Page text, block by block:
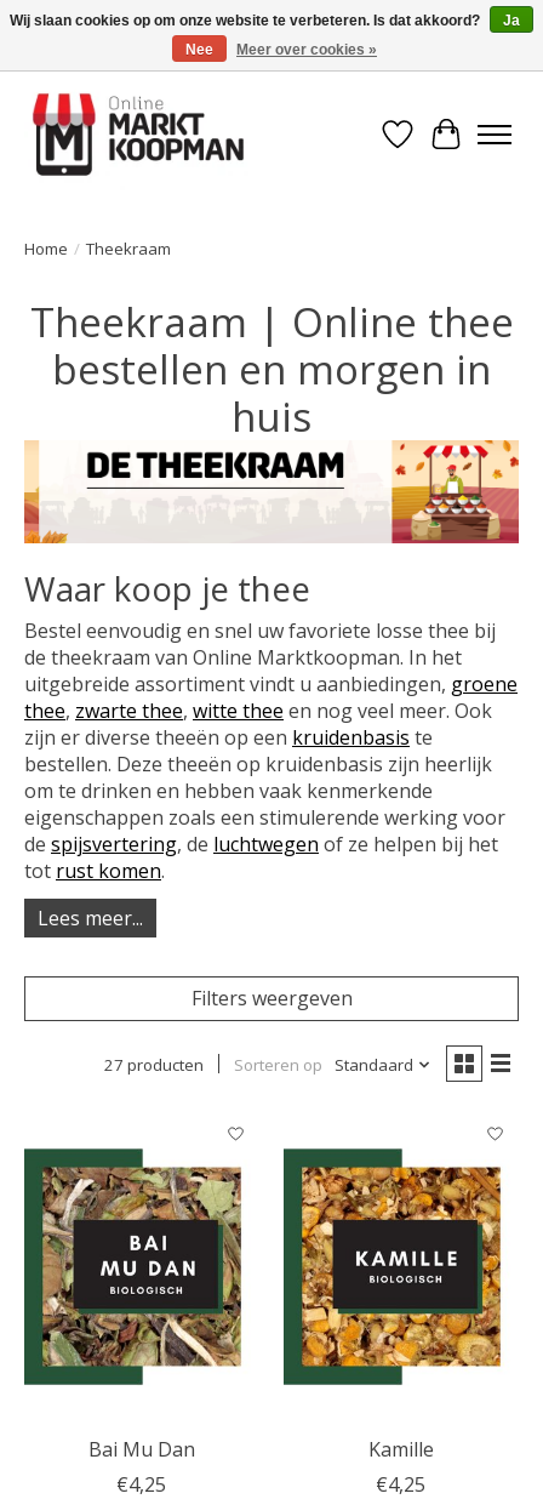
Voor 15:00 besteld, morgen in huis!
Verlanglijst
Home / Theekraam
Theekraam | Online thee
bestellen en morgen in
huis
Waar koop je thee
Bestel eenvoudig en snel uw favoriete losse thee bij
de theekraam van Online Marktkoopman. In het
uitgebreide assortiment vindt u aanbiedingen, groene
thee, zwarte thee, witte thee en nog veel meer. Ook
zijn er diverse theeën op een kruidenbasis te
bestellen. Deze theeën op kruidenbasis zijn heerlijk
om te drinken en hebben vaak kenmerkende
eigenschappen zoals een stimulerende werking voor
de spijsvertering, de luchtwegen of ze helpen bij het
tot rust komen.
Lees meer...
Filters weergeven
27 producten Sorteren op Standaard
Bai Mu Dan
€4,25
Kamille
€4,25
Wij slaan cookies op om onze website te verbeteren. Is dat akkoord?
Ja
Nee
Meer over cookies »